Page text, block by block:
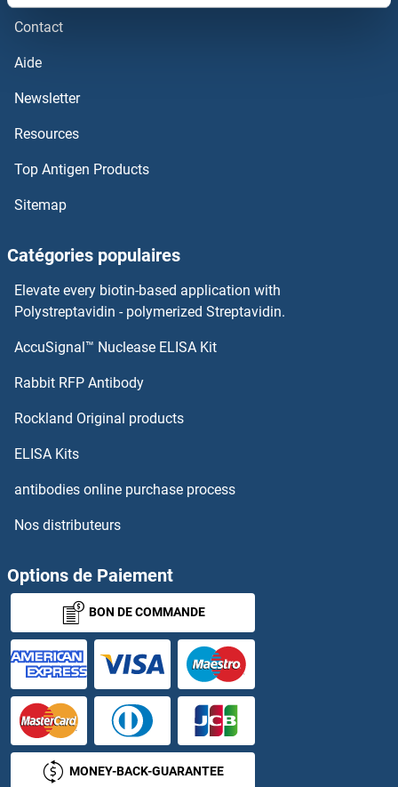
AIG1 Kits ELISA
AICDA Kits ELISA
aHSP Kits ELISA
AHRR Kits ELISA
AHCYL1 Kits ELISA
AKR1C1 Kits ELISA
AKR1C2 Kits ELISA
AKR1C3 Kits ELISA
AKR1C4 Kits ELISA
AKR1E2 Kits ELISA
AKR7A2 Kits ELISA
AKR7A3 Kits ELISA
AKT Interacting Protein Kits ELISA
Contact
Aide
Newsletter
Resources
Top Antigen Products
Sitemap
Catégories populaires
Elevate every biotin-based application with
Polystreptavidin - polymerized Streptavidin.
AccuSignal™ Nuclease ELISA Kit
Rabbit RFP Antibody
Rockland Original products
ELISA Kits
antibodies online purchase process
Nos distributeurs
Options de Paiement
BON DE COMMANDE
MONEY-BACK-GUARANTEE